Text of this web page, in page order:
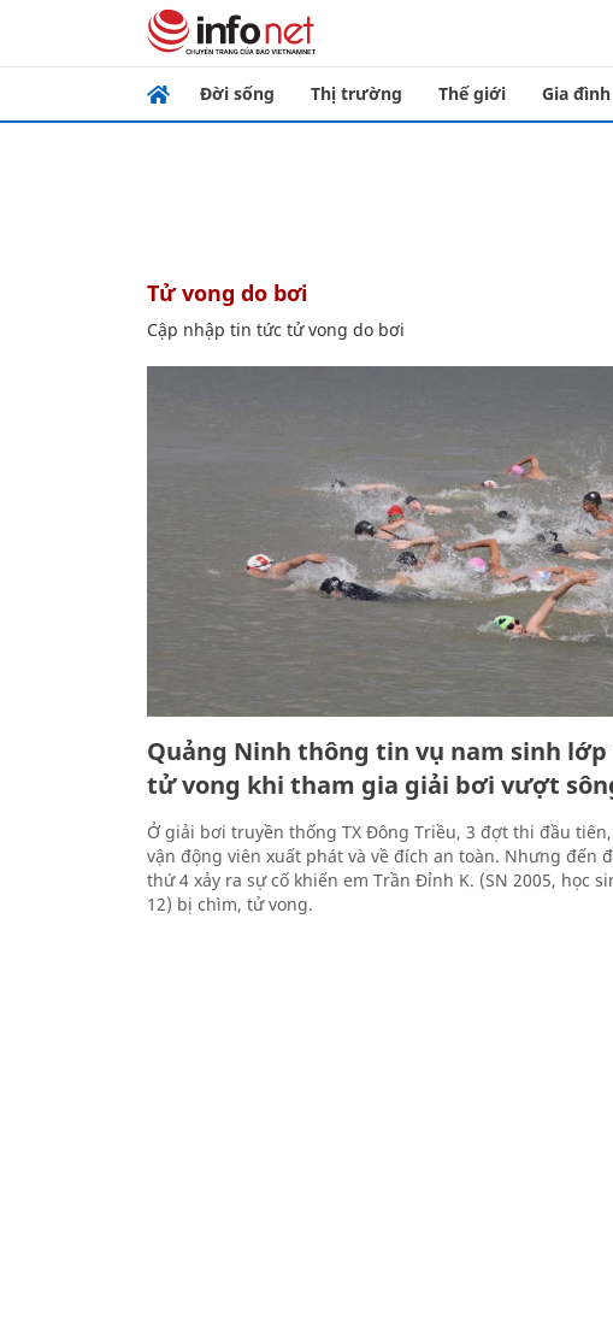
Đời sống Thị trường Thế giới Gia đình
tử vong do bơi
Cập nhập tin tức tử vong do bơi
Quảng Ninh thông tin vụ nam sinh lớp
tử vong khi tham gia giải bơi vượt
Ở giải bơi truyền thống TX Đông Triều, 3 đợt thi đầu tiên,
vận động viên xuất phát và về đích an toàn. Nhưng đến
thứ 4 xảy ra sự cố khiến em Trần Đỉnh K. (SN 2005, học
12) bị chìm, tử vong.